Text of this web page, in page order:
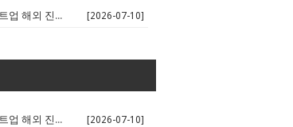
🌍 경기 AI 스타트업 해외 진출 판... [2026-07-10]
🌍 경기 AI 스타트업 해외 진출 판... [2026-07-10]